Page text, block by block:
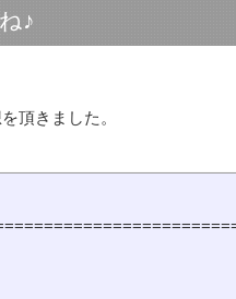
♪
頂きました。